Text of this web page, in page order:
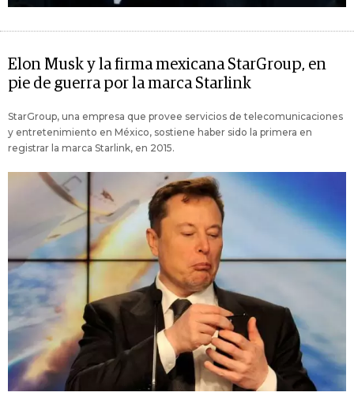
Elon Musk y la firma mexicana StarGroup, en
pie de guerra por la marca Starlink
StarGroup, una empresa que provee servicios de telecomunicaciones
y entretenimiento en México, sostiene haber sido la primera en
registrar la marca Starlink, en 2015.